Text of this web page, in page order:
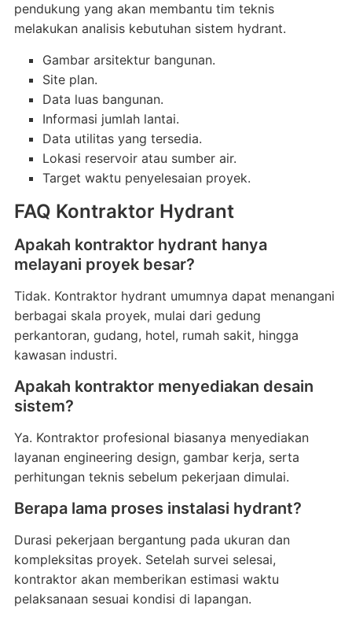
pendukung yang akan membantu tim teknis
melakukan analisis kebutuhan sistem hydrant.
Gambar arsitektur bangunan.
Site plan.
Data luas bangunan.
Informasi jumlah lantai.
Data utilitas yang tersedia.
Lokasi reservoir atau sumber air.
Target waktu penyelesaian proyek.
FAQ Kontraktor Hydrant
Apakah kontraktor hydrant hanya
melayani proyek besar?
Tidak. Kontraktor hydrant umumnya dapat menangani
berbagai skala proyek, mulai dari gedung
perkantoran, gudang, hotel, rumah sakit, hingga
kawasan industri.
Apakah kontraktor menyediakan desain
sistem?
Ya. Kontraktor profesional biasanya menyediakan
layanan engineering design, gambar kerja, serta
perhitungan teknis sebelum pekerjaan dimulai.
Berapa lama proses instalasi hydrant?
Durasi pekerjaan bergantung pada ukuran dan
kompleksitas proyek. Setelah survei selesai,
kontraktor akan memberikan estimasi waktu
pelaksanaan sesuai kondisi di lapangan.